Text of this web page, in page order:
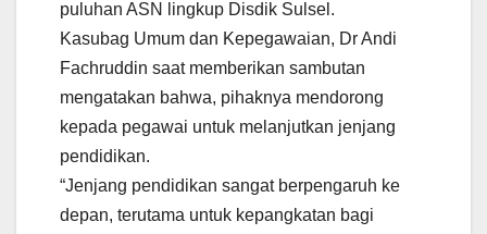
puluhan ASN lingkup Disdik Sulsel.
Kasubag Umum dan Kepegawaian, Dr Andi
Fachruddin saat memberikan sambutan
mengatakan bahwa, pihaknya mendorong
kepada pegawai untuk melanjutkan jenjang
pendidikan.
“Jenjang pendidikan sangat berpengaruh ke
depan, terutama untuk kepangkatan bagi